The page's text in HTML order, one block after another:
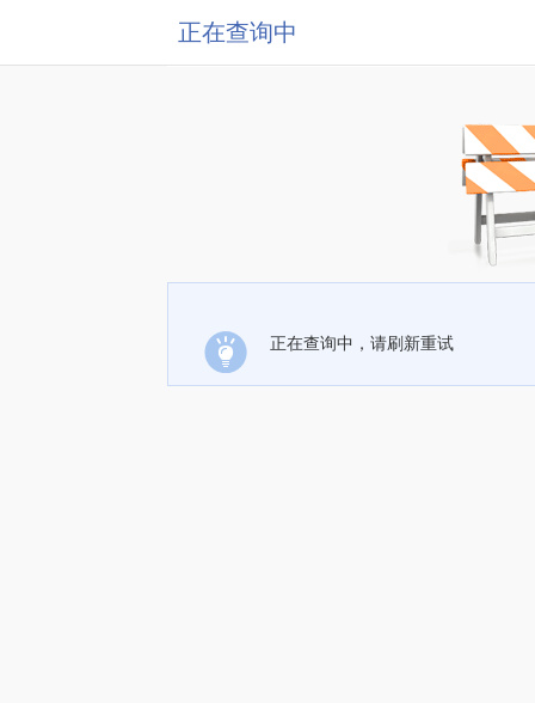
正在查询中
正在查询中，请刷新重试